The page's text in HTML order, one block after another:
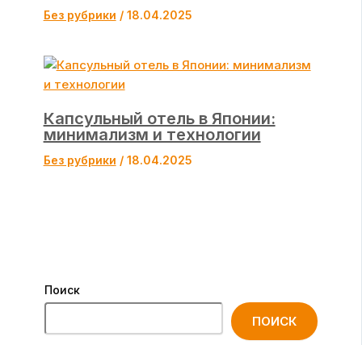
Без рубрики / 18.04.2025
Капсульный отель в Японии:
минимализм и технологии
Без рубрики / 18.04.2025
Поиск
ПОИСК